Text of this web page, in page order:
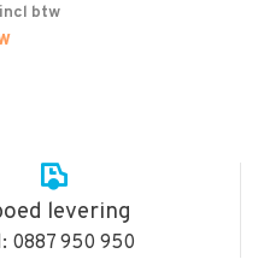
levering
0887 950 950